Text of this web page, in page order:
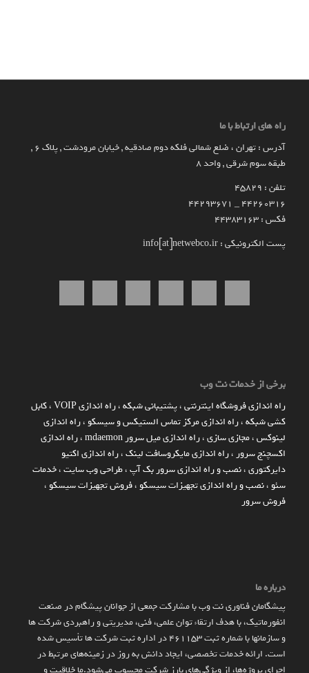
راه های ارتباط با ما
آدرس : تهران ، ضلع شمالی فلکه دوم صادقیه , خیابان مرودشت , پلاک ۶ ,
طبقه سوم شرقی , واحد ۸
تلفن : 45829
۴۴۲۶۰۳۱۶ _ 44293671
فکس : 44383163
پست الکترونیکی : info[at]netwebco.ir
برخی از خدمات نت وب
راه اندازي فروشگاه اينترنتي،پشتیبانی شبکه،راه اندازی VOIP ،کابل
کشی شبکه،راه اندازی مرکز تماس الستیکس و سیسکو ،راه اندازی
لینوکس،مجازی سازی،راه اندازی میل سرور mdaemon ،راه اندازی
اکسچنج سرور ،راه اندازی مایکروسافت لینک،راه اندازی اکتیو
دایرکتوری،نصب و راه اندازی سرور بک آپ،طراحی وب سایت،خدمات
سئو ،نصب و راه اندازی تجهیزات سیسکو ،فروش تجهیزات سیسکو ،
فروش سرور
درباره ما
پیشگامان فناوری نت وب با مشارکت جمعی از جوانان پیشگام در صنعت
انفورماتیک، با هدف ارتقاء توان علمی، فنی، مدیریتی و راهبردی شرکت ها
و سازمان­ها با شماره ثبت 461153 در اداره ثبت شرکت ها تأسیس شده
است. ارائه خدمات تخصصی، ایجاد دانش به‌ روز در زمینه‌های مرتبط در
اجرای پروژه‌ها، از ویژگی‌های بارز شرکت محسوب می‌شود.ما خلاقیت و